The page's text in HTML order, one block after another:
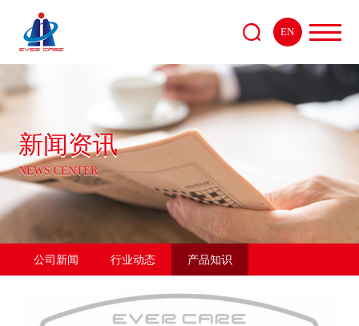
EN
新闻资讯
NEWS CENTER
公司新闻 行业动态 产品知识